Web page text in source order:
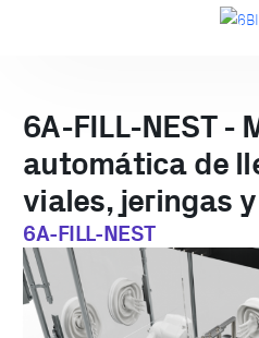
6A-FILL-NEST -
automática de
viales, jeringas
6A-FILL-NEST